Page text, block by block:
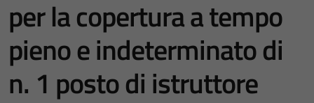
per la copertura a tempo
pieno e indeterminato di
n. 1 posto di istruttore